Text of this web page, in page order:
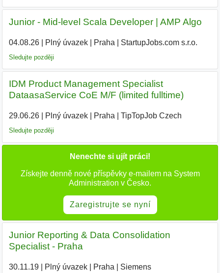
Junior - Mid-level Scala Developer | AMP Algo
04.08.26| Plný úvazek| Praha StartupJobs.com s.r.o.
Sledujte později
IDM Product Management Specialist
DataasaService CoE M/F (limited fulltime)
29.06.26| Plný úvazek| Praha TipTopJob Czech
Sledujte později
Nenechte si ujít práci!
Získejte denně nové příspěvky e-mailem na System
Administration v Česko.
Zaregistrujte se nyní
Junior Reporting & Data Consolidation
Specialist - Praha
30.11.19| Plný úvazek| Praha Siemens|